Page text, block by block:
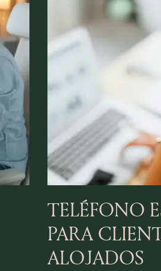
TELÉFONO
PARA
ALOJADOS